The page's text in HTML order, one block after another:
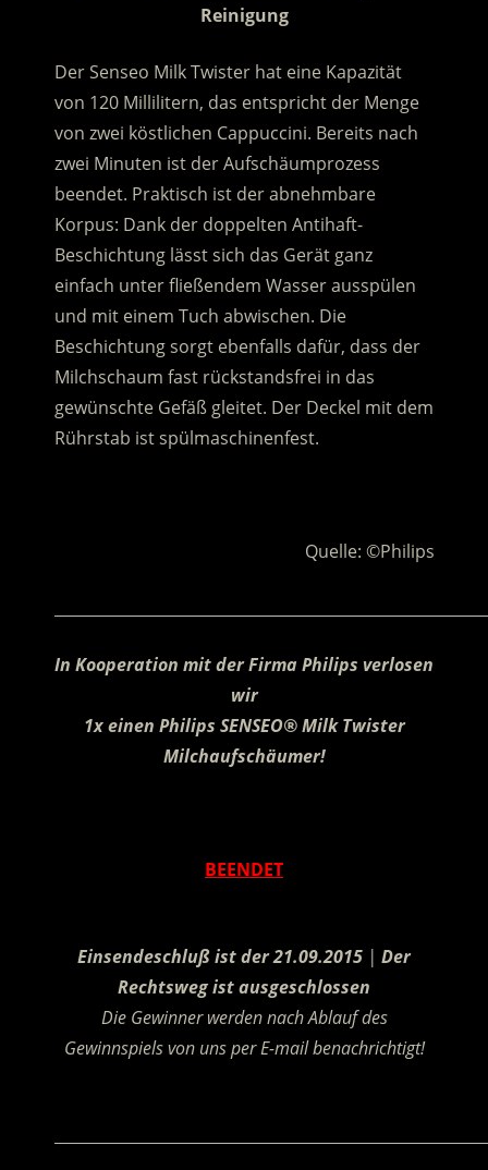
Reinigung
Der Senseo Milk Twister hat eine Kapazität
von 120 Millilitern, das entspricht der Menge
von zwei köstlichen Cappuccini. Bereits nach
zwei Minuten ist der Aufschäumprozess
beendet. Praktisch ist der abnehmbare
Korpus: Dank der doppelten Antihaft-
Beschichtung lässt sich das Gerät ganz
einfach unter fließendem Wasser ausspülen
und mit einem Tuch abwischen. Die
Beschichtung sorgt ebenfalls dafür, dass der
Milchschaum fast rückstandsfrei in das
gewünschte Gefäß gleitet. Der Deckel mit dem
Rührstab ist spülmaschinenfest.
Quelle: ©Philips
In Kooperation mit der Firma Philips verlosen
wir
1x einen Philips SENSEO® Milk Twister
Milchaufschäumer!
BEENDET
Einsendeschluß ist der 21.09.2015 | Der
Rechtsweg ist ausgeschlossen
Die Gewinner werden nach Ablauf des
Gewinnspiels von uns per E-mail benachrichtigt!